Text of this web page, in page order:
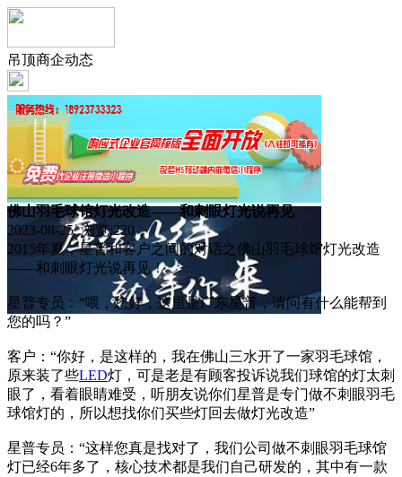
吊顶商企动态
佛山羽毛球馆灯光改造——和刺眼灯光说再见
2023-08-25 浏览:220
2015年夏，星普和客户之间的对话之佛山羽毛球馆灯光改造
——和刺眼灯光说再见！
星普专员：“喂，您好，这里是广东星普，请问有什么能帮到
您的吗？”
客户：“你好，是这样的，我在佛山三水开了一家羽毛球馆，
原来装了些LED灯，可是老是有顾客投诉说我们球馆的灯太刺
眼了，看着眼睛难受，听朋友说你们星普是专门做不刺眼羽毛
球馆灯的，所以想找你们买些灯回去做灯光改造”
星普专员：“这样您真是找对了，我们公司做不刺眼羽毛球馆
灯已经6年多了，核心技术都是我们自己研发的，其中有一款